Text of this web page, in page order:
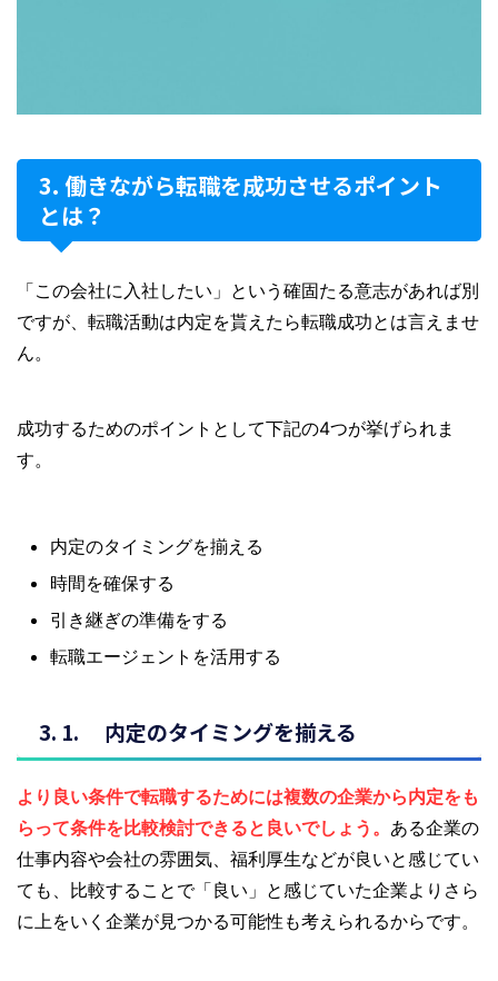
働きながら転職を成功させるポイント
とは？
「この会社に入社したい」という確固たる意志があれば別
ですが、転職活動は内定を貰えたら転職成功とは言えませ
ん。
成功するためのポイントとして下記の4つが挙げられま
す。
内定のタイミングを揃える
時間を確保する
引き継ぎの準備をする
転職エージェントを活用する
内定のタイミングを揃える
より良い条件で転職するためには複数の企業から内定をも
らって条件を比較検討できると良いでしょう。 ある企業の
仕事内容や会社の雰囲気、福利厚生などが良いと感じてい
ても、比較することで「良い」と感じていた企業よりさら
に上をいく企業が見つかる可能性も考えられるからです。